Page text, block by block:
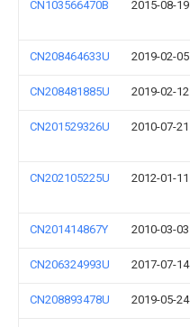
CN103566470B 2015-08-19
CN208464633U 2019-02-05
CN208481885U 2019-02-12
CN201529326U 2010-07-21
CN202105225U 2012-01-11
CN201414867Y 2010-03-03
CN206324993U 2017-07-14
CN208893478U 2019-05-24